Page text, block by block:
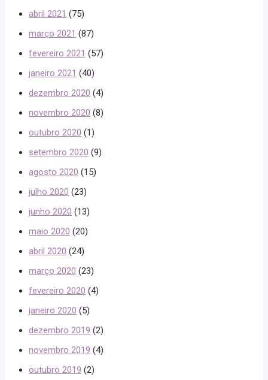
abril 2021 (75)
março 2021 (87)
fevereiro 2021 (57)
janeiro 2021 (40)
dezembro 2020 (4)
novembro 2020 (8)
outubro 2020 (1)
setembro 2020 (9)
agosto 2020 (15)
julho 2020 (23)
junho 2020 (13)
maio 2020 (20)
abril 2020 (24)
março 2020 (23)
fevereiro 2020 (4)
janeiro 2020 (5)
dezembro 2019 (2)
novembro 2019 (4)
outubro 2019 (2)